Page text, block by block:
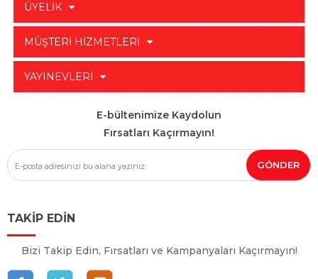
ÜYELİK
MÜŞTERİ HİZMETLERİ
YAYINEVLERİ
E-bültenimize Kaydolun
Fırsatları Kaçırmayın!
TAKİP EDİN
Bizi Takip Edin, Fırsatları ve Kampanyaları Kaçırmayın!